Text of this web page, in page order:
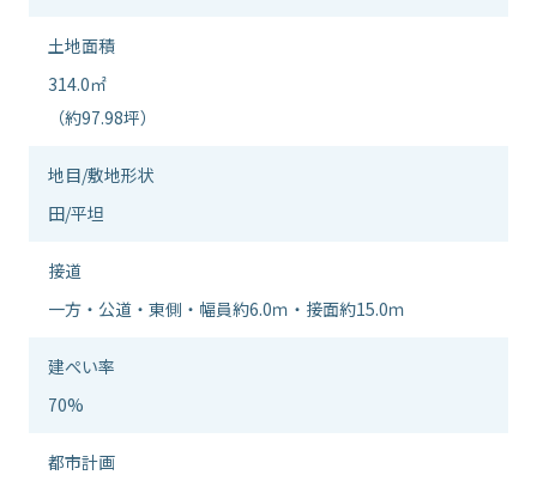
土地面積
314.0㎡
（約97.98坪）
地⽬/敷地形状
田/平坦
接道
一方・公道・東側・幅員約6.0ｍ・接面約15.0ｍ
建ぺい率
70%
都市計画